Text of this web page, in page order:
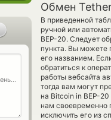
Обмен
В приведенной
ручной или
BEP-20. Следует
пункта. Вы можете
его названием.
обратиться к
работы вебсайта
тогда вам могут
на Bitcoin in BEP-
нам своевременно
исключить его из